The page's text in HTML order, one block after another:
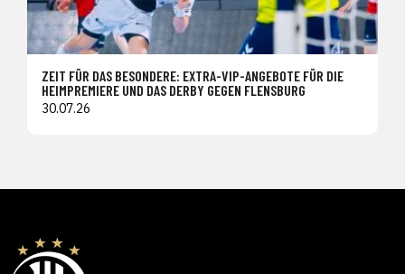
ZEIT FÜR DAS BESONDERE: EXTRA-VIP-ANGEBOTE FÜR DIE
HEIMPREMIERE UND DAS DERBY GEGEN FLENSBURG
30.07.26